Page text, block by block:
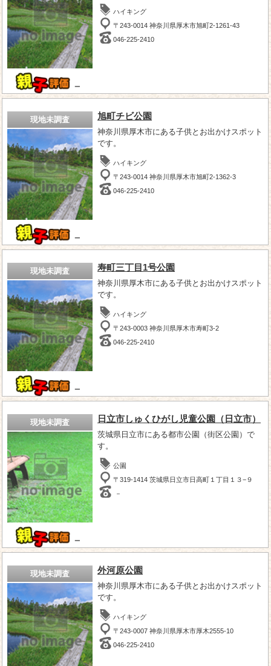
－
ハイキング
〒243-0014 神奈川県厚木市旭町2-1261-43
046-225-2410
現地未調査
－
旭町チビ公園
神奈川県厚木市にある子供とお出かけスポット
です。
ハイキング
〒243-0014 神奈川県厚木市旭町2-1362-3
046-225-2410
現地未調査
－
寿町三丁目1号公園
神奈川県厚木市にある子供とお出かけスポット
です。
ハイキング
〒243-0003 神奈川県厚木市寿町3-2
046-225-2410
現地未調査
－
日立市しゅくひがし児童公園（日立市）
茨城県日立市にある都市公園（街区公園）で
す。
公園
〒319-1414 茨城県日立市日高町１丁目１３−９
－
現地未調査 外河原公園
神奈川県厚木市にある子供とお出かけスポット
です。
ハイキング
〒243-0007 神奈川県厚木市厚木2555-10
046-225-2410